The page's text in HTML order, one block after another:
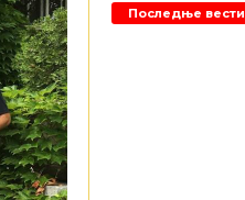
Последње вести